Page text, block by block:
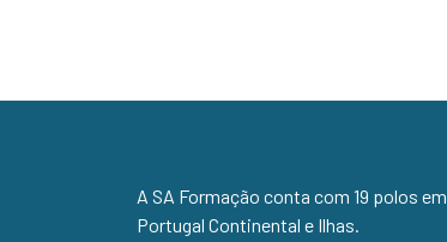
A SA Formação conta com 19 polos em
Portugal Continental e Ilhas.